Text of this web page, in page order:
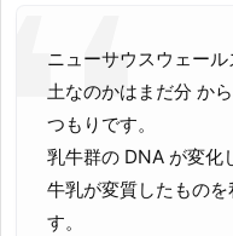
ニューサウスウェー
土なのかはまだ分 か
つもりです。
乳牛群の DNA が変化
牛乳が変質したもの
す。